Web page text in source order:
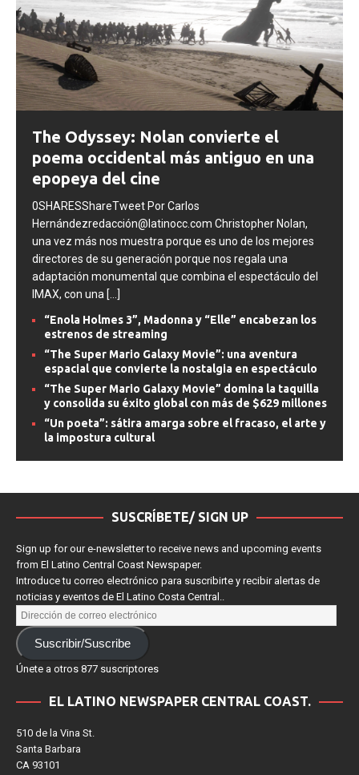
The Odyssey: Nolan convierte el
poema occidental más antiguo en una
epopeya del cine
0SHARESShareTweet Por Carlos
Hernándezredacción@latinocc.com Christopher Nolan,
una vez más nos muestra porque es uno de los mejores
directores de su generación porque nos regala una
adaptación monumental que combina el espectáculo del
[...]
“Enola Holmes 3”, Madonna y “Elle” encabezan los
estrenos de streaming
“The Super Mario Galaxy Movie”: una aventura
espacial que convierte la nostalgia en espectáculo
“The Super Mario Galaxy Movie” domina la taquilla
y consolida su éxito global con más de $629 millones
“Un poeta”: sátira amarga sobre el fracaso, el arte y
la impostura cultural
SUSCRÍBETE/ SIGN UP
Sign up for our e-newsletter to receive news and upcoming events
from El Latino Central Coast Newspaper.
Introduce tu correo electrónico para suscribirte y recibir alertas de
noticias y eventos de El Latino Costa Central..
Únete a otros 877 suscriptores
510 de la Vina St.
Santa Barbara